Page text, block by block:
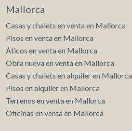
Mallorca
Casas y chalets en venta en Mallorca
Pisos en venta en Mallorca
Áticos en venta en Mallorca
Obra nueva en venta en Mallorca
Casas y chalets en alquiler en Mallorca
Pisos en alquiler en Mallorca
Terrenos en venta en Mallorca
Oficinas en venta en Mallorca